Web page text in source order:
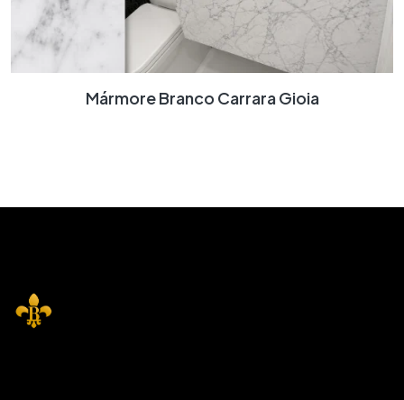
Mármore Branco Carrara Gioia